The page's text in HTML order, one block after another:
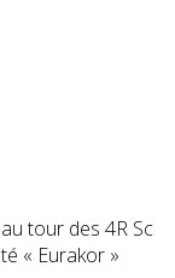
tour des 4R Sc
« Eurakor »